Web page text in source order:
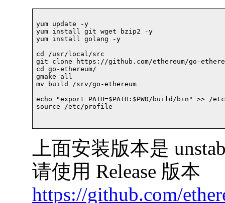
yum update -y
yum install git wget bzip2 -y
yum install golang -y
cd /usr/local/src
git clone https://github.com/ethereum/go-
cd go-ethereum/
gmake all
mv build /srv/go-ethereum
echo "export PATH=$PATH:$PWD/build/bin" >> /
source /etc/profile
上面安装版本是
请使用 Release 版本
https://github.com/